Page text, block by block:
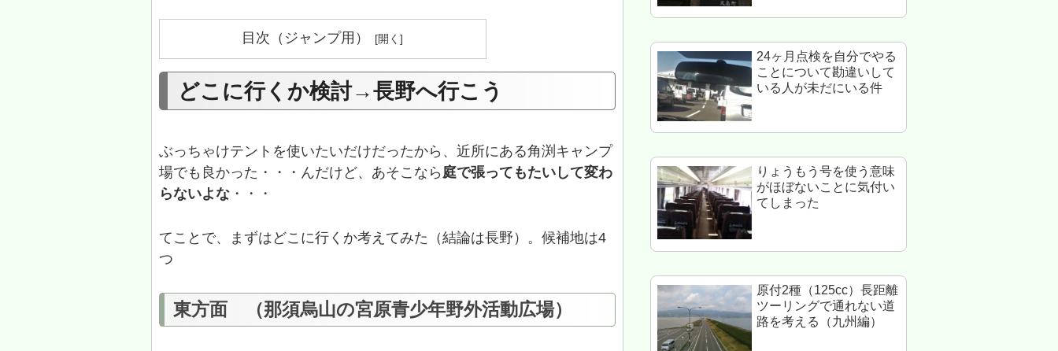
目次（ジャンプ用）
どこに行くか検討→長野へ行こう
ぶっちゃけテントを使いたいだけだったから、近所にある角渕キャンプ
場でも良かった・・・んだけど、あそこなら 庭で張ってもたいして変わ
らないよな・・・
てことで、まずはどこに行くか考えてみた（結論は長野）。候補地は4
つ
東方面 （那須烏山の宮原青少年野外活動広場）
24ヶ月点検を自分でやる
ことについて勘違いして
いる人が未だにいる件
りょうもう号を使う意味
がほぼないことに気付い
てしまった
原付2種（125cc）長距離
ツーリングで通れない道
路を考える（九州編）